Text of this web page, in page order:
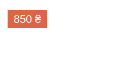
850 ₴